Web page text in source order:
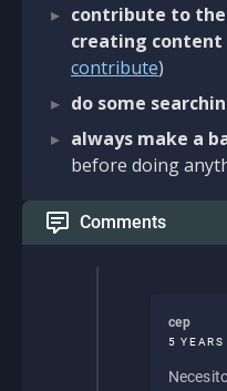
contribute to
creating
contribute)
do some
always make a
before doing
Comments
cep
5 YEARS